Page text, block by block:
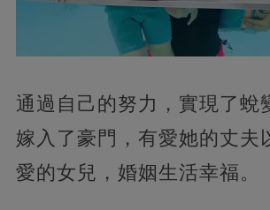
通過自己的努力，實現了蛻
嫁入了豪門，有愛她的丈夫
愛的女兒，婚姻生活幸福。